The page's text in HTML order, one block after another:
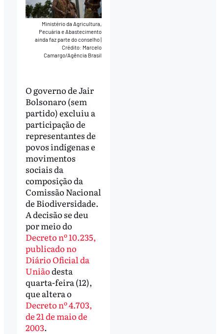
Ministério da Agricultura,
Pecuária e Abastecimento
ainda faz parte do conselho
Crédito: Marcelo
Camargo/Agência Brasil
O governo de Jair
Bolsonaro (sem
partido) excluiu a
participação de
representantes de
povos indígenas e
movimentos
sociais da
composição da
Comissão Nacional
de Biodiversidade.
A decisão se deu
por meio do
Decreto nº 10.235,
publicado no
Diário Oficial da
Uniãodesta
quarta-feira (12),
que altera o
Decreto nº 4.703,
de 21 de maio de
2003.